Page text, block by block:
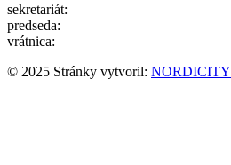
sekretariát:
predseda:
vrátnica:
© 2025 Stránky vytvoril: NORDICITY